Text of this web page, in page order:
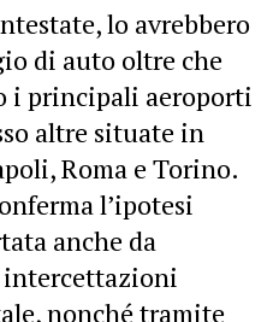
lo avrebbero
di auto oltre che
i principali aeroporti
altre situate in
Roma e Torino.
l’ipotesi
anche da
nonché tramite